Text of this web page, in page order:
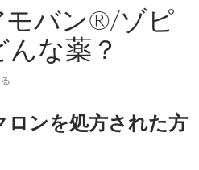
モバン®/ゾピ
な薬？
ンを処方された方